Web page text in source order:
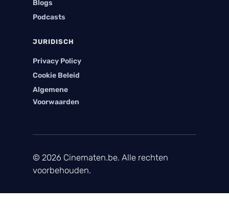
Blogs
Podcasts
JURIDISCH
Privacy Policy
Cookie Beleid
Algemene
Voorwaarden
© 2026 Cinematen.be. Alle rechten
voorbehouden.